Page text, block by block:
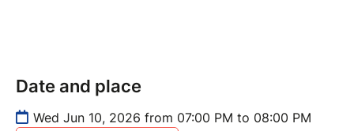
Date and place
Wed Jun 10, 2026 from 07:00 PM to 08:00 PM